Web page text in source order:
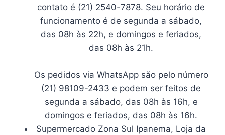
contato é (21) 2540-7878. Seu horário de
funcionamento é de segunda a sábado,
das 08h às 22h, e domingos e feriados,
das 08h às 21h.
Os pedidos via WhatsApp são pelo número
(21) 98109-2433 e podem ser feitos de
segunda a sábado, das 08h às 16h, e
domingos e feriados, das 08h às 16h.
Supermercado Zona Sul Ipanema, Loja da